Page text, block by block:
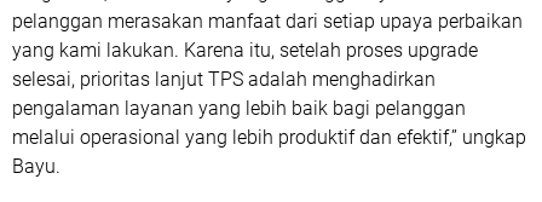
pelanggan merasakan manfaat dari setiap upaya perbaikan
yang kami lakukan. Karena itu, setelah proses upgrade
selesai, prioritas lanjut TPS adalah menghadirkan
pengalaman layanan yang lebih baik bagi pelanggan
melalui operasional yang lebih produktif dan efektif,” ungkap
Bayu.